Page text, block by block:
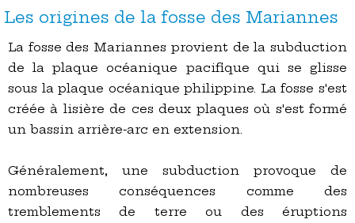
Les origines de la fosse des Mariannes
La fosse des Mariannes provient de la subduction
de la plaque océanique pacifique qui se glisse
sous la plaque océanique philippine. La fosse s'est
créée à lisière de ces deux plaques où s'est formé
un bassin arrière-arc en extension.
Généralement, une subduction provoque de
nombreuses conséquences comme des
tremblements de terre ou des éruptions